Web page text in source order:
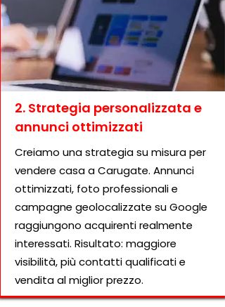
2. Strategia personalizzata e
annunci ottimizzati
Creiamo una strategia su misura per
vendere casa a Carugate. Annunci
ottimizzati, foto professionali e
campagne geolocalizzate su Google
raggiungono acquirenti realmente
interessati. Risultato: maggiore
visibilità, più contatti qualificati e
vendita al miglior prezzo.